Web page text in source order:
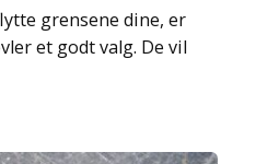
grensene dine, er
et godt valg. De vil